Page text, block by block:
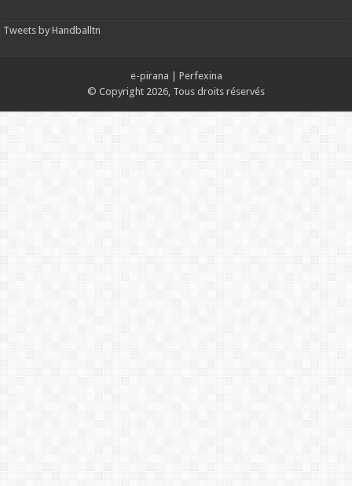
Tweets by Handballtn
e-pirana | Perfexina
© Copyright 2026, Tous droits réservés